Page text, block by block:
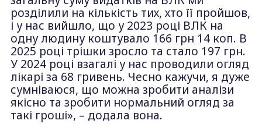
розділили на кількість тих, хто її пройшов,
і у нас вийшло, що у 2023 році ВЛК на
одну людину коштувало 166 грн 14 коп. В
2025 році трішки зросло та стало 197 грн.
У 2024 році взагалі у нас проводили огляд
лікарі за 68 гривень. Чесно кажучи, я дуже
сумніваюся, що можна зробити аналізи
якісно та зробити нормальний огляд за
такі гроші», – додала вона.